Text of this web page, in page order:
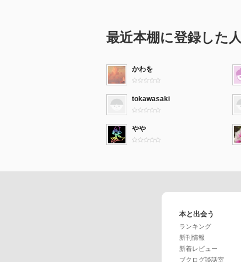
最近本棚に登録した人
かわを
tokawasaki
やや
本と出会う
ランキング
新刊情報
新着レビュー
ブクログ談話室